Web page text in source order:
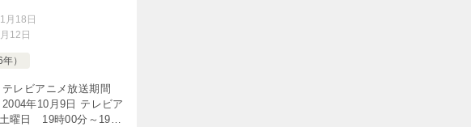
月18日
12日
）
レビアニメ放送期間
年10月9日 テレビア
曜日 19時00分～19時